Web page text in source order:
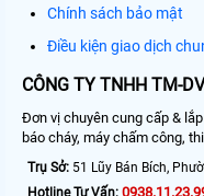
Chính sách bảo mật
Điều kiện giao dịch
CÔNG TY TNHH TM-
Đơn vị chuyên cung cấp &
báo cháy, máy chấm công,
Trụ Sở: 51 Lũy Bán Bích,